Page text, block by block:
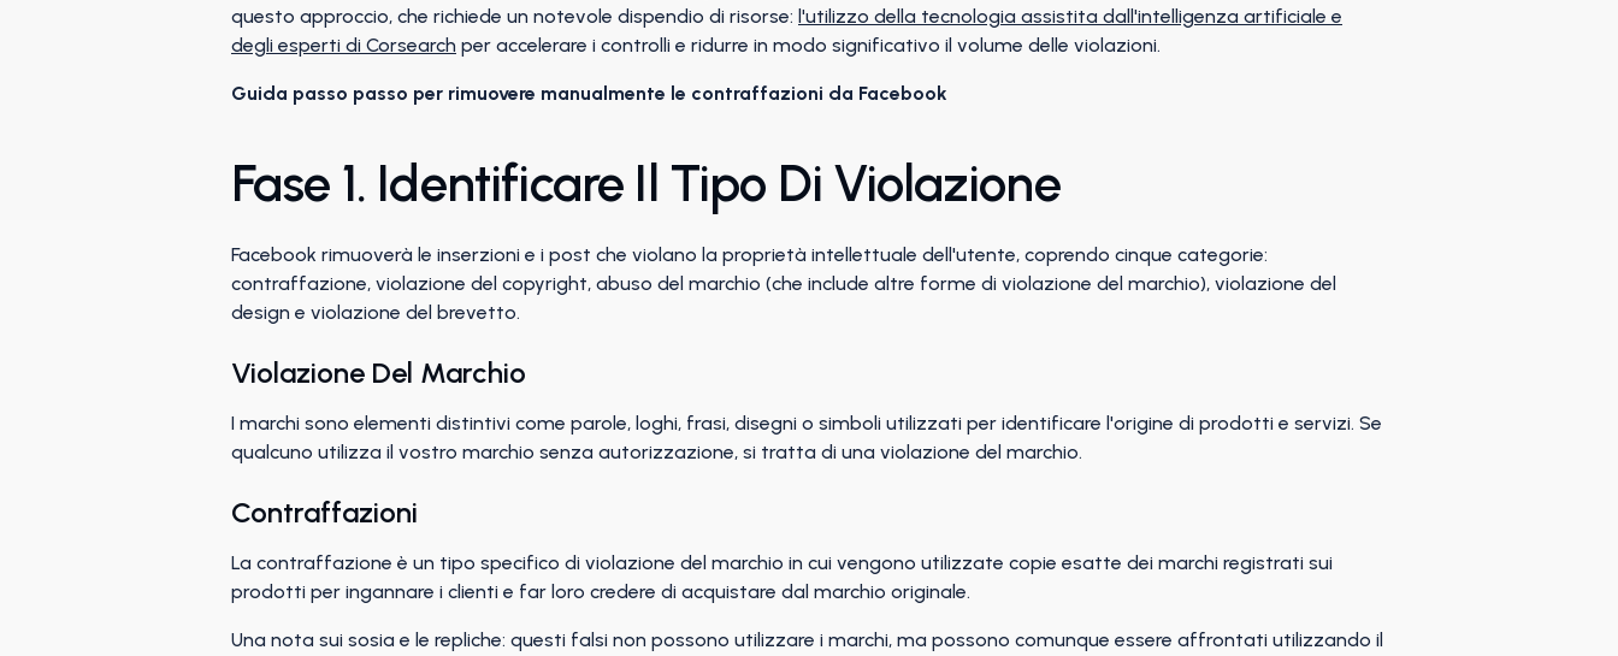
questo approccio, che richiede un notevole dispendio di risorse: l'utilizzo della tecnologia assistita dall'intelligenza artificiale e
degli esperti di Corsearch per accelerare i controlli e ridurre in modo significativo il volume delle violazioni.
Guida passo passo per rimuovere manualmente le contraffazioni da Facebook
Fase 1. Identificare Il Tipo Di Violazione
Facebook rimuoverà le inserzioni e i post che violano la proprietà intellettuale dell'utente, coprendo cinque categorie:
contraffazione, violazione del copyright, abuso del marchio (che include altre forme di violazione del marchio), violazione del
design e violazione del brevetto.
Violazione Del Marchio
I marchi sono elementi distintivi come parole, loghi, frasi, disegni o simboli utilizzati per identificare l'origine di prodotti e servizi. Se
qualcuno utilizza il vostro marchio senza autorizzazione, si tratta di una violazione del marchio.
Contraffazioni
La contraffazione è un tipo specifico di violazione del marchio in cui vengono utilizzate copie esatte dei marchi registrati sui
prodotti per ingannare i clienti e far loro credere di acquistare dal marchio originale.
Una nota sui sosia e le repliche: questi falsi non possono utilizzare i marchi, ma possono comunque essere affrontati utilizzando il